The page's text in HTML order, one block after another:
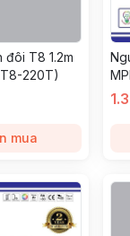
đôi T8 1.2m
220T)
mua